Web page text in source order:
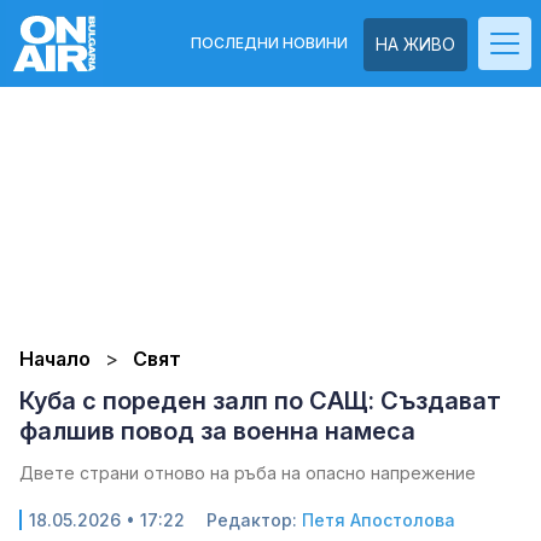
НА ЖИВО
ПОСЛЕДНИ НОВИНИ
Начало Свят
Куба с пореден залп по САЩ: Създават
фалшив повод за военна намеса
Двете страни отново на ръба на опасно напрежение
18.05.2026 • 17:22 Редактор: Петя Апостолова